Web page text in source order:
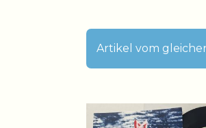
Artikel vom